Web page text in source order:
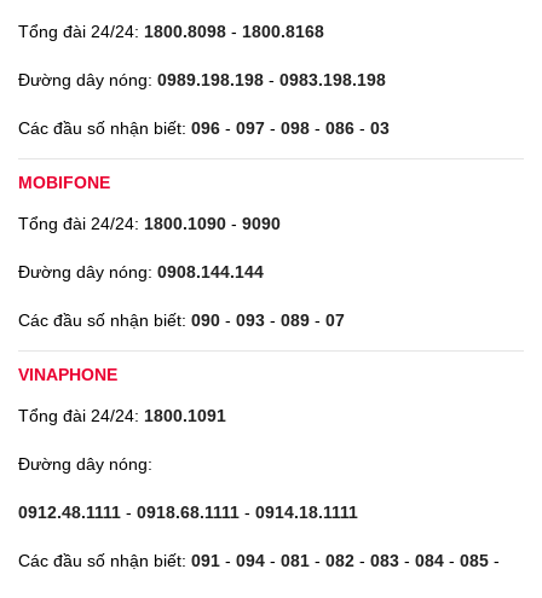
Tổng đài 24/24: 1800.8098 - 1800.8168
Đường dây nóng: 0989.198.198 - 0983.198.198
Các đầu số nhận biết: 096 - 097 - 098 - 086 - 03
MOBIFONE
Tổng đài 24/24: 1800.1090 - 9090
Đường dây nóng: 0908.144.144
Các đầu số nhận biết: 090 - 093 - 089 - 07
VINAPHONE
Tổng đài 24/24: 1800.1091
Đường dây nóng:
0912.48.1111 - 0918.68.1111 - 0914.18.1111
Các đầu số nhận biết: 091 - 094 - 081 - 082 - 083 - 084 - 085 -